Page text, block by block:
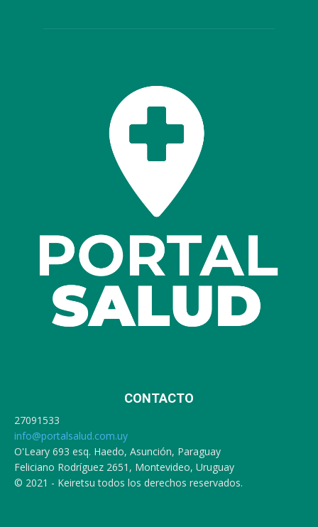
CONTACTO
27091533
info@portalsalud.com.uy
O'Leary 693 esq. Haedo, Asunción, Paraguay
Feliciano Rodríguez 2651, Montevideo, Uruguay
© 2021 - Keiretsu todos los derechos reservados.